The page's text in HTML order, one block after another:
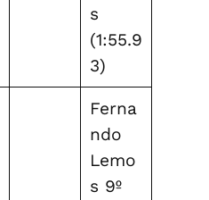
s
(1:55.9
3)
Ferna
ndo
Lemo
s 9º